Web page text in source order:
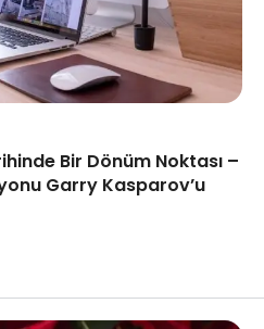
Bir Dönüm Noktası –
Garry Kasparov’u